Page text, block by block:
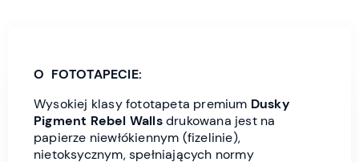
O FOTOTAPECIE:
Wysokiej klasy fototapeta premium Dusky
Pigment Rebel Wallsdrukowana jest na
papierze niewłókiennym (fizelinie),
nietoksycznym, spełniających normy